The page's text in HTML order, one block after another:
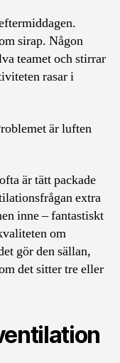
sirap. Någon
teamet och stirrar
rasar i
är luften
är tätt packade
extra
inne – fantastiskt
om
gör den sällan,
det sitter tre eller